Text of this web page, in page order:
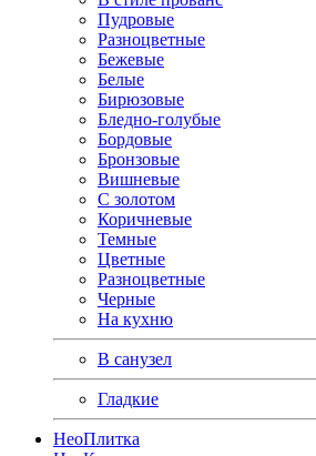
Пудровые
Разноцветные
Бежевые
Белые
Бирюзовые
Бледно-голубые
Бордовые
Бронзовые
Вишневые
С золотом
Коричневые
Темные
Цветные
Разноцветные
Черные
На кухню
В санузел
Гладкие
НеоПлитка